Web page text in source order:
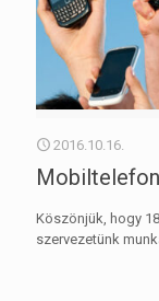
2016.10.16.
Köszönjük, hogy
szervezetünk